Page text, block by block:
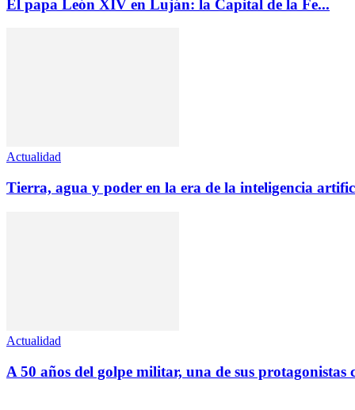
El papa León XIV en Luján: la Capital de la Fe...
Actualidad
Tierra, agua y poder en la era de la inteligencia
Actualidad
A 50 años del golpe militar, una de sus protagonistas